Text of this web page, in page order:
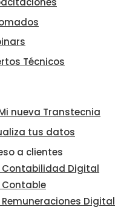
Técnicos
nueva Transtecnia
tus datos
a clientes
Contabilidad Digital
Contable
Remuneraciones Digital